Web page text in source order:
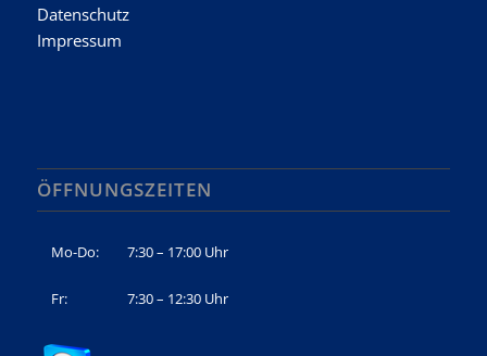
Datenschutz
Impressum
ÖFFNUNGSZEITEN
Mo-Do: 7:30 – 17:00 Uhr
Fr: 7:30 – 12:30 Uhr